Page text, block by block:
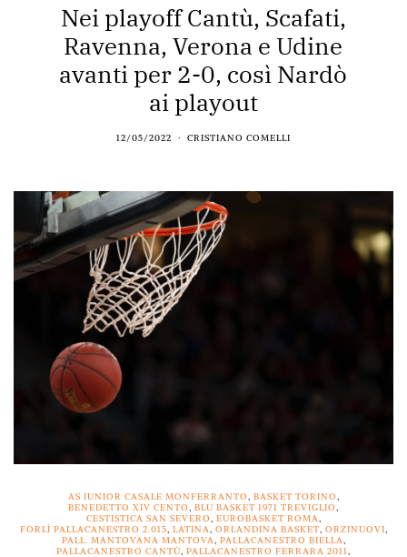
Nei playoff Cantù, Scafati,
Ravenna, Verona e Udine
avanti per 2-0, così Nardò
ai playout
12/05/2022 CRISTIANO COMELLI
AS JUNIOR CASALE MONFERRANTO, BASKET TORINO,
BENEDETTO XIV CENTO, BLU BASKET 1971 TREVIGLIO,
CESTISTICA SAN SEVERO, EUROBASKET ROMA,
FORLÌ PALLACANESTRO 2.015, LATINA, ORLANDINA BASKET, ORZINUOVI,
PALL. MANTOVANA MANTOVA, PALLACANESTRO BIELLA,
PALLACANESTRO CANTÙ, PALLACANESTRO FERRARA 2011,